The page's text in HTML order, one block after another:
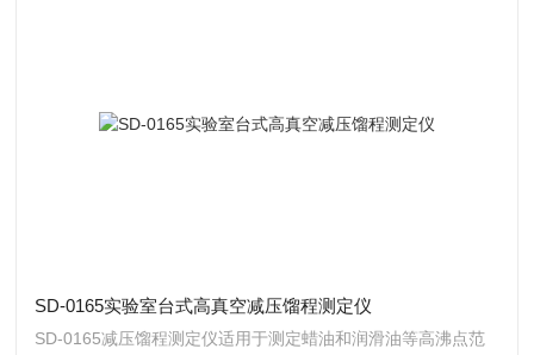
SD-0165实验室台式高真空减压馏程测定仪
SD-0165减压馏程测定仪适用于测定蜡油和润滑油等高沸点范